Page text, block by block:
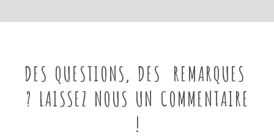
DES QUESTIONS, DES REMARQUES
? LAISSEZ NOUS UN COMMENTAIRE
!